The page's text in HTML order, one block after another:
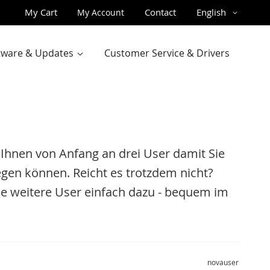
My Cart My Account Contact Language
English
& Updates Customer Service & Drivers
von Anfang an drei User damit Sie
können. Reicht es trotzdem nicht?
weitere User einfach dazu - bequem im
novauser